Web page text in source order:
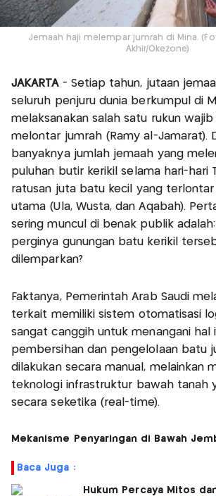
Jemaah haji melempar jumrah di Mina.
Akhir/Okezone)
JAKARTA - Setiap tahun, jutaan
seluruh penjuru dunia berkumpul di
melaksanakan salah satu rukun wajib
melontar jumrah (Ramy al-Jamarat).
banyaknya jumlah jemaah yang
puluhan butir kerikil selama hari-hari
ratusan juta batu kecil yang
utama (Ula, Wusta, dan Aqabah).
sering muncul di benak publik
perginya gunungan batu kerikil
dilemparkan?
Faktanya, Pemerintah Arab Saudi
terkait memiliki sistem otomatisasi
sangat canggih untuk menangani hal
pembersihan dan pengelolaan batu
dilakukan secara manual, melainkan
teknologi infrastruktur bawah tanah
secara seketika (real-time).
Mekanisme Penyaringan di Bawah
Baca Juga :
Hukum Percaya Mitos